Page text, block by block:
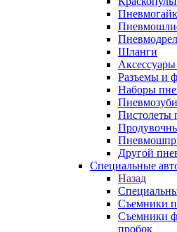
Шланги
Разъемы и
Наборы
Пистолеты
Другой
Специальные
Назад
Съемники
Съемники
пробок